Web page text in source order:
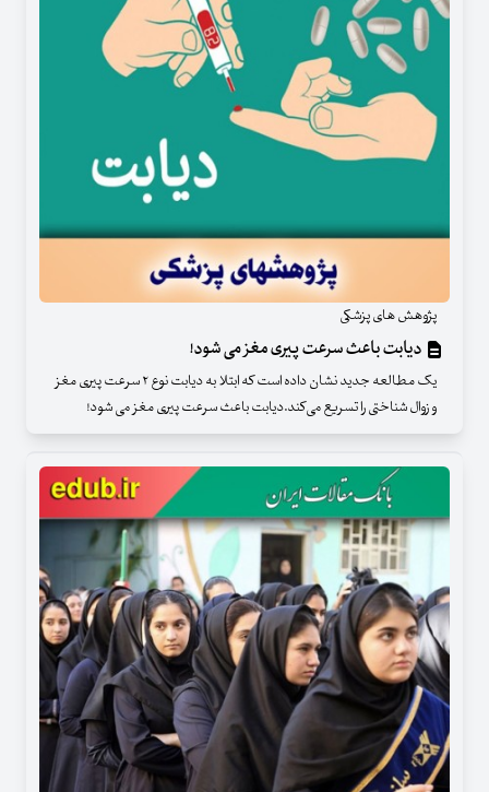
پژوهش های پزشکی
دیابت باعث سرعت پیری مغز می شود!
یک مطالعه جدید نشان داده است که ابتلا به دیابت نوع ۲ سرعت پیری مغز
و زوال شناختی را تسریع می‌کند.دیابت باعث سرعت پیری مغز می شود!